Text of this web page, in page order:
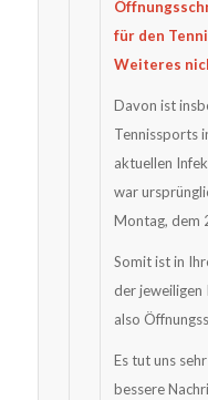
für den
Weiteres
Davon ist
Tennissports
aktuellen
war
Montag, dem
Somit ist in
der jeweiligen
also
Es tut uns
bessere